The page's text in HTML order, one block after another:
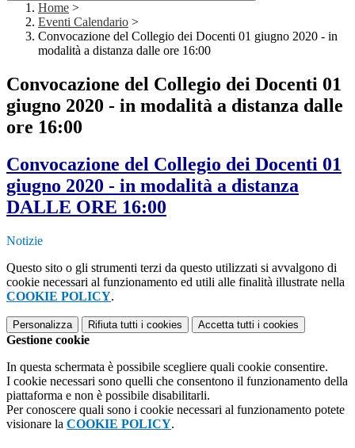
Home >
Eventi Calendario >
Convocazione del Collegio dei Docenti 01 giugno 2020 - in
modalità a distanza dalle ore 16:00
Convocazione del Collegio dei Docenti 01
giugno 2020 - in modalità a distanza dalle
ore 16:00
Convocazione del Collegio dei Docenti 01
giugno 2020 - in modalità a distanza
DALLE ORE 16:00
Notizie
Questo sito o gli strumenti terzi da questo utilizzati si avvalgono di
cookie necessari al funzionamento ed utili alle finalità illustrate nella
COOKIE POLICY.
Personalizza Rifiuta tutti i cookies Accetta tutti i cookies
Gestione cookie
In questa schermata è possibile scegliere quali cookie consentire.
I cookie necessari sono quelli che consentono il funzionamento della
piattaforma e non è possibile disabilitarli.
Per conoscere quali sono i cookie necessari al funzionamento potete
visionare la COOKIE POLICY.